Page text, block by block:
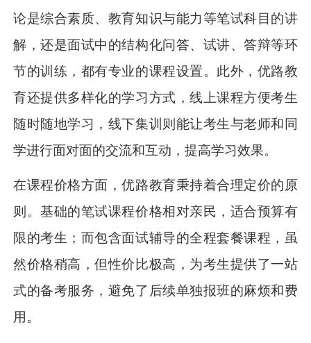
论是综合素质、教育知识与能力等笔试科目的讲
解，还是面试中的结构化问答、试讲、答辩等环
节的训练，都有专业的课程设置。此外，优路教
育还提供多样化的学习方式，线上课程方便考生
随时随地学习，线下集训则能让考生与老师和同
学进行面对面的交流和互动，提高学习效果。
在课程价格方面，优路教育秉持着合理定价的原
则。基础的笔试课程价格相对亲民，适合预算有
限的考生；而包含面试辅导的全程套餐课程，虽
然价格稍高，但性价比极高，为考生提供了一站
式的备考服务，避免了后续单独报班的麻烦和费
用。